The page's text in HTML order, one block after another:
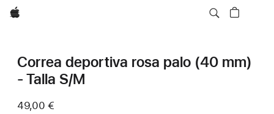
Apple
Correa deportiva rosa palo (40 mm)
- Talla S/M
49,00 €